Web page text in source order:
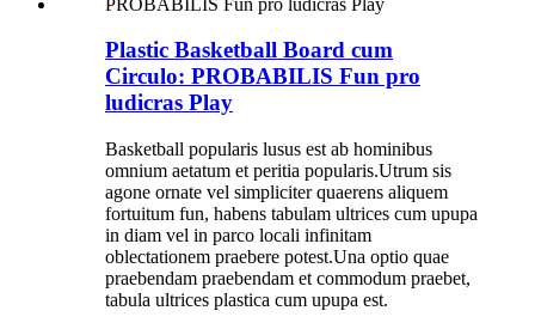
Plastic Basketball Board cum
Circulo: PROBABILIS Fun pro
ludicras Play
Basketball popularis lusus est ab hominibus
omnium aetatum et peritia popularis.Utrum sis
agone ornate vel simpliciter quaerens aliquem
fortuitum fun, habens tabulam ultrices cum upupa
in diam vel in parco locali infinitam
oblectationem praebere potest.Una optio quae
praebendam praebendam et commodum praebet,
tabula ultrices plastica cum upupa est.